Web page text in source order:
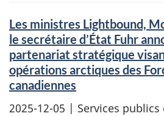
Les ministres Lightbound,
le secrétaire d’État Fuhr
partenariat stratégique
opérations arctiques des
canadiennes
2025-12-05 | Services publics